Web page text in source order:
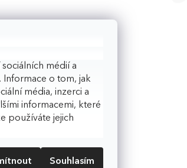
médií a
Informace o tom, jak
média, inzerci a
informacemi, které
používáte jejich
Souhlasím